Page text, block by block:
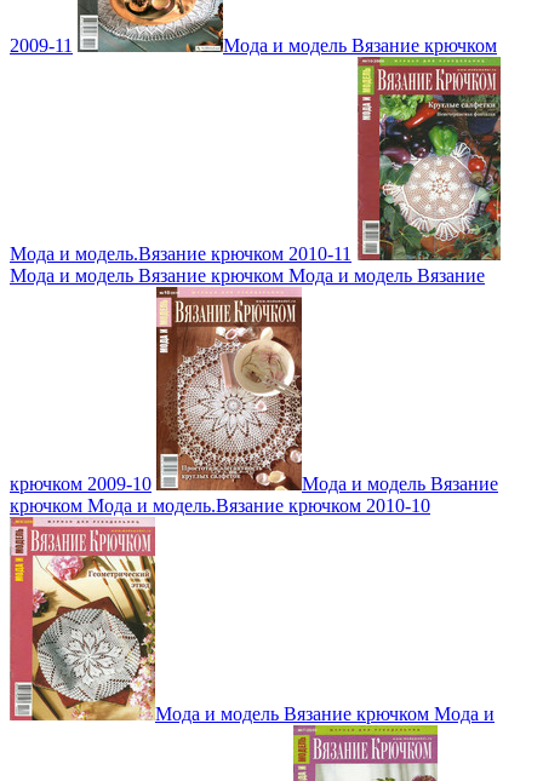
2009-11 Мода и модель Вязание крючком
Мода и модель.Вязание крючком 2010-11
Мода и модель Вязание крючком Мода и модель Вязание
крючком 2009-10
Мода и модель Вязание
крючком Мода и модель.Вязание крючком 2010-10
Мода и модель Вязание крючком Мода и